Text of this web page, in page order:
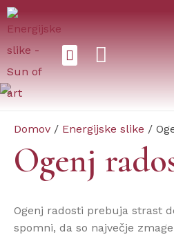
Domov / Energijske slike /
Ogenj
Ogenj radosti prebuja strast
spomni, da so največje